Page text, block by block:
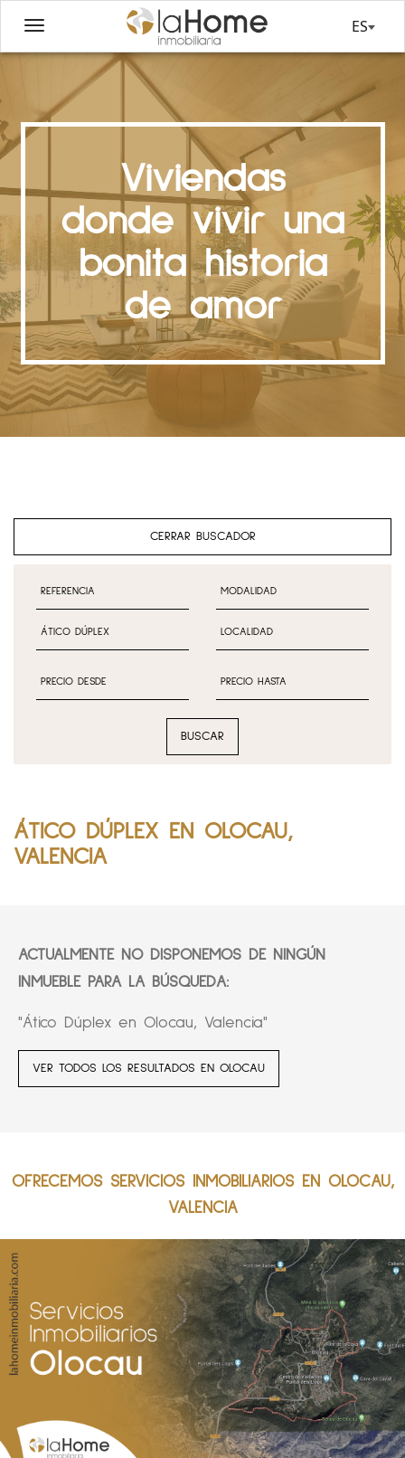
ES
Viviendas
donde vivir una
bonita historia
de amor
CERRAR BUSCADOR
BUSCAR
ÁTICO DÚPLEX EN OLOCAU,
VALENCIA
ACTUALMENTE NO DISPONEMOS DE NINGÚN
INMUEBLE PARA LA BÚSQUEDA:
"Ático Dúplex en Olocau, Valencia"
VER TODOS LOS RESULTADOS EN OLOCAU
OFRECEMOS SERVICIOS INMOBILIARIOS EN OLOCAU,
VALENCIA